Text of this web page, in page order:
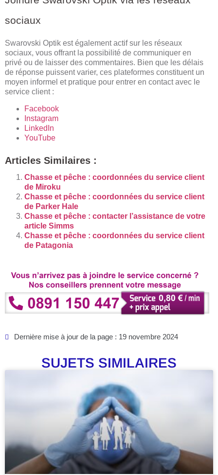
sociaux
Swarovski Optik est également actif sur les réseaux
sociaux, vous offrant la possibilité de communiquer en
privé ou de laisser des commentaires. Bien que les délais
de réponse puissent varier, ces plateformes constituent un
moyen informel et pratique pour entrer en contact avec le
service client :
Facebook
Instagram
LinkedIn
YouTube
Articles Similaires :
Chasse et pêche : coordonnées du service client
de Miroku
Chasse et pêche : coordonnées du service client
de Parker Hale
Chasse et pêche : contacter l’assistance de votre
article Simms
Chasse et pêche : coordonnées du service client
de Patagonia
Dernière mise à jour de la page : 19 novembre 2024
SUJETS SIMILAIRES